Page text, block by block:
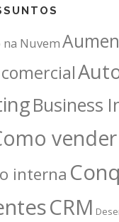
Nuvem
Business
interna
CRM